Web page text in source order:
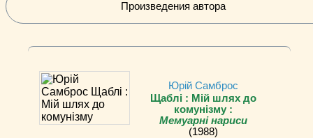
Произведения автора
Юрiй Самброс
Щаблі : Мій шлях до
комунізму :
Мемуарні нариси
(1988)